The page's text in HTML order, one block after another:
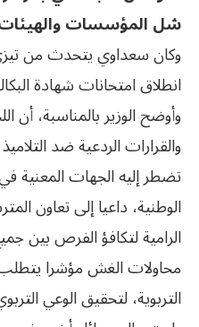
شل المؤسسات والهيئات
وكان سعداوي يتحدث من
انطلاق امتحانات شهادة
وأوضح الوزير بالمناسبة، أن
والقرارات الردعية ضد
تضطر إليه الجهات المعنية في
الوطنية، داعيا إلى تعاون
الرامية لتكافؤ الفرص بين
محاولات الغش مؤشرا
التربوية، لتحقيق الوعي